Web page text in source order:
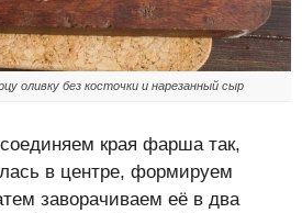
оливку без косточки и нарезанный сыр
края фарша так,
в центре, формируем
заворачиваем её в два